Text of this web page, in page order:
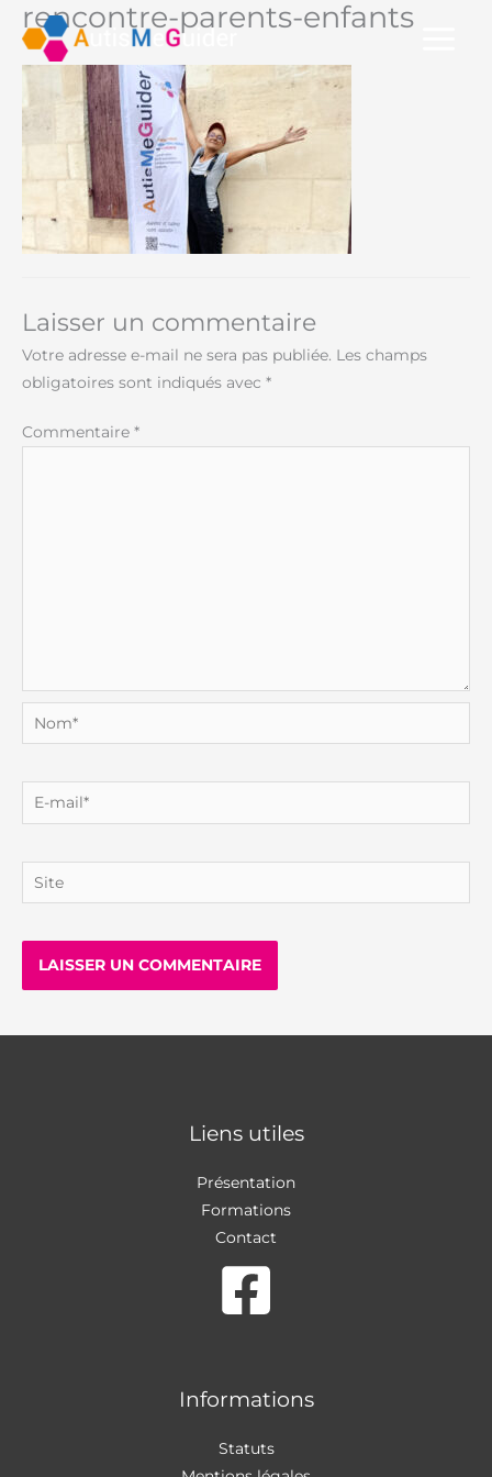
Aller
contenu
rencontre-parents-enfants
Laisser un commentaire
Votre adresse e-mail ne sera pas publiée. Les champs
obligatoires sont indiqués avec *
Commentaire *
Nom*
E-
mail*
Site
Liens utiles
Présentation
Formations
Contact
Informations
Statuts